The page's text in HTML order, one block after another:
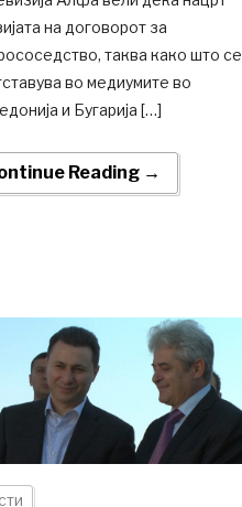
на договорот за
таква како што се
во медиумите во
и Бугарија […]
Reading →